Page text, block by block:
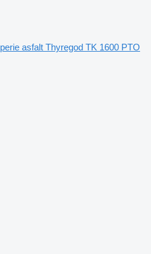
perie asfalt Thyregod TK 1600 PTO